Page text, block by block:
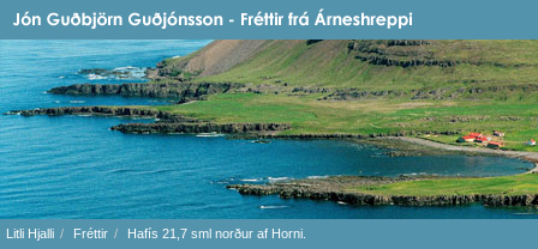
Litli Hjalli Fréttir Hafís 21,7 sml norður af Horni.